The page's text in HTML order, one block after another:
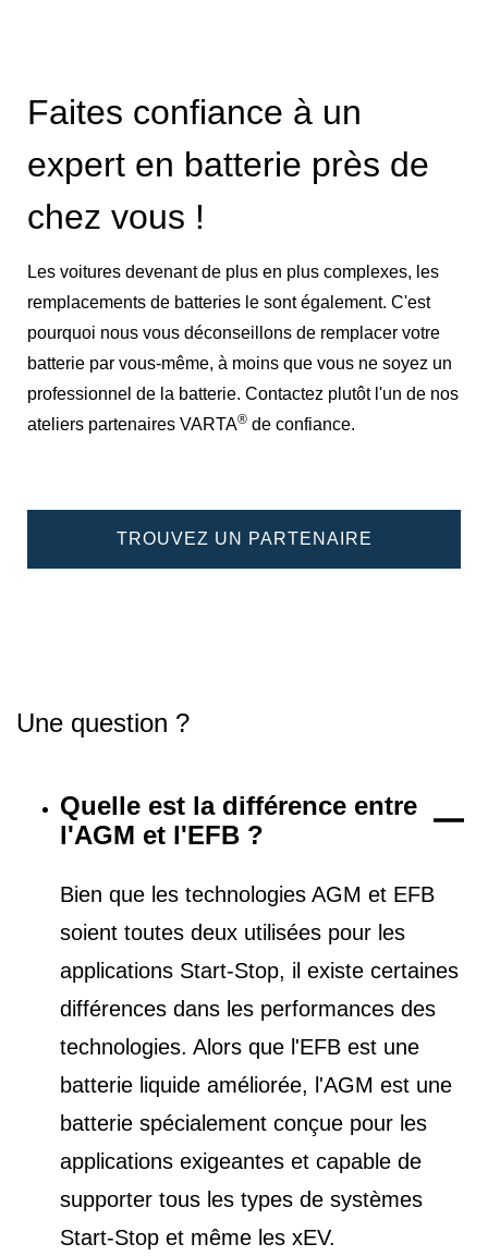
Faites confiance à un
expert en batterie près de
chez vous !
Les voitures devenant de plus en plus complexes, les
remplacements de batteries le sont également. C'est
pourquoi nous vous déconseillons de remplacer votre
batterie par vous-même, à moins que vous ne soyez un
professionnel de la batterie. Contactez plutôt l'un de nos
ateliers partenaires VARTA® de confiance.
TROUVEZ UN PARTENAIRE
Une question ?
Quelle est la différence entre
l'AGM et l'EFB ?
Bien que les technologies AGM et EFB
soient toutes deux utilisées pour les
applications Start-Stop, il existe certaines
différences dans les performances des
technologies. Alors que l'EFB est une
batterie liquide améliorée, l'AGM est une
batterie spécialement conçue pour les
applications exigeantes et capable de
supporter tous les types de systèmes
Start-Stop et même les xEV.